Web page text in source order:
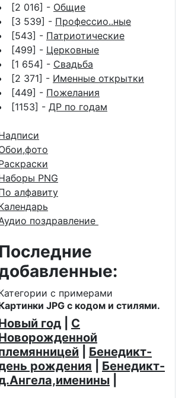
[2 016] - Общие
[3 539] - Профессио..ные
[543] - Патриотические
[499] - Церковные
[1 654] - Свадьба
[2 371] - Именные открытки
[449] - Пожелания
[1153] - ДР по годам
PNG
алфавиту
поздравление
Последние
с примерами
JPG с кодом и стилями.
год
С
Бенедикт-
рождения
Бенедикт-